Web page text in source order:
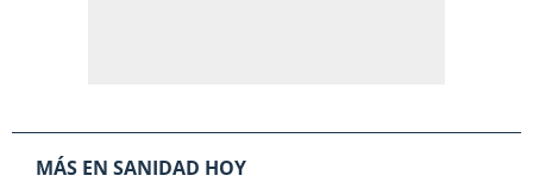
MÁS EN SANIDAD HOY